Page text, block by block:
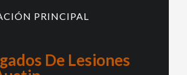
PRINCIPAL
De Lesiones